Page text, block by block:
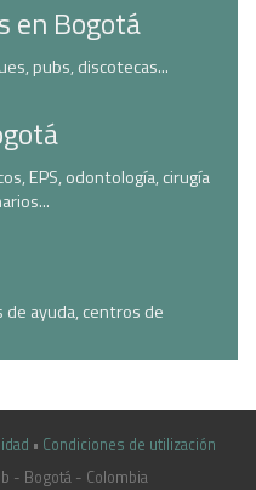
en Bogotá
pubs, discotecas...
EPS, odontología, cirugía
de ayuda, centros de
• Condiciones de utilización
- Bogotá - Colombia